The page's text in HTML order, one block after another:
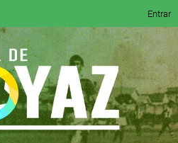
Entrar